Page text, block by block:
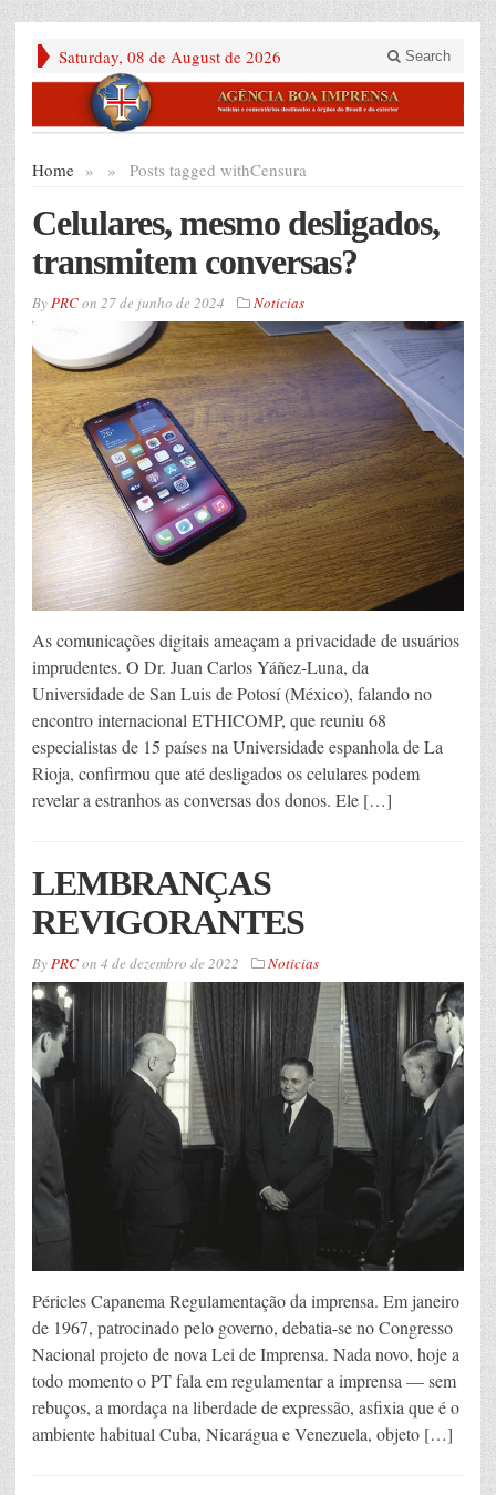
Saturday, 08 de August de 2026 Search
Home » Posts tagged with
» Censura
Celulares, mesmo desligados,
transmitem conversas?
ByPRCon 27 de junho de 2024 Noticias
As comunicações digitais ameaçam a privacidade de usuários
imprudentes. O Dr. Juan Carlos Yáñez-Luna, da
Universidade de San Luis de Potosí (México), falando no
encontro internacional ETHICOMP, que reuniu 68
especialistas de 15 países na Universidade espanhola de La
Rioja, confirmou que até desligados os celulares podem
revelar a estranhos as conversas dos donos. Ele […]
LEMBRANÇAS
REVIGORANTES
ByPRCon 4 de dezembro de 2022 Noticias
Péricles Capanema Regulamentação da imprensa. Em janeiro
de 1967, patrocinado pelo governo, debatia-se no Congresso
Nacional projeto de nova Lei de Imprensa. Nada novo, hoje a
todo momento o PT fala em regulamentar a imprensa — sem
rebuços, a mordaça na liberdade de expressão, asfixia que é o
ambiente habitual Cuba, Nicarágua e Venezuela, objeto […]